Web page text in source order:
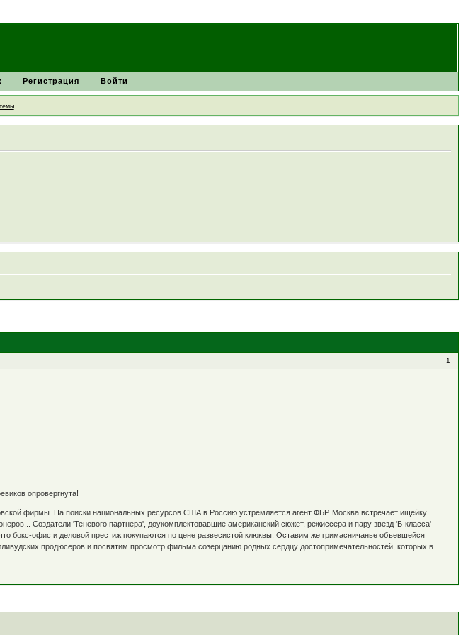
Регистрация Войти
1
опровергнута!
фирмы. На поиски национальных ресурсов США в Россию устремляется агент ФБР. Москва встречает ищейку
Создатели 'Теневого партнера', доукомплектовавшие американский сюжет, режиссера и пару звезд 'Б-класса'
бокс-офис и деловой престиж покупаются по цене развесистой клюквы. Оставим же гримасничанье объевшейся
продюсеров и посвятим просмотр фильма созерцанию родных сердцу достопримечательностей, которых в